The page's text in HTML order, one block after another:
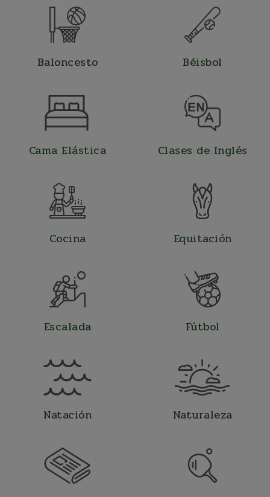
Baloncesto Béisbol
Cama Elástica Clases de Inglés
Cocina Equitación
Escalada Fútbol
Natación Naturaleza